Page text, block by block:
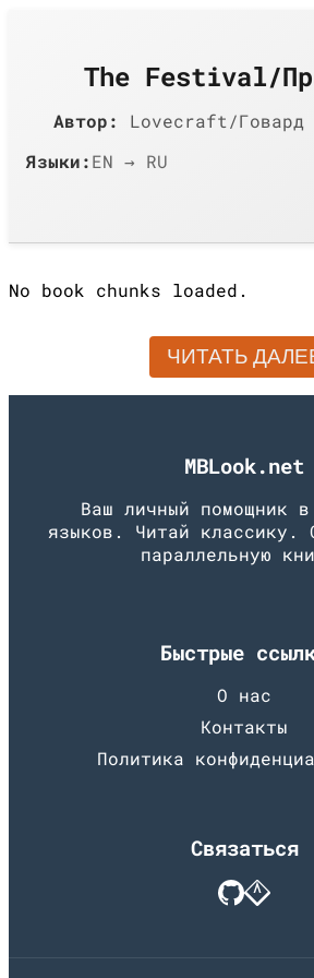
The Festival/
Автор:
Lovecraft/Говард
Языки:EN → RU
No book chunks loaded.
ЧИТАТЬ
MBLook.net
Ваш личный помощник в
языков. Читай классику.
параллельную
Быстрые
О нас
Контакты
Политика
Связаться